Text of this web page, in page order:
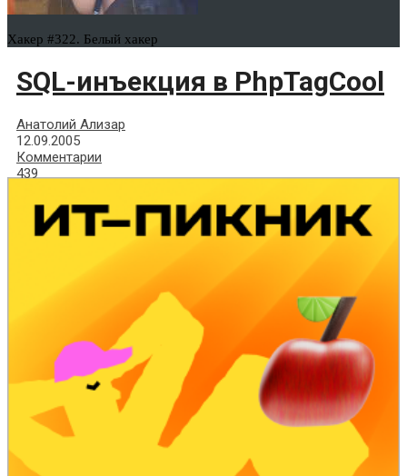
Хакер #322. Белый хакер
SQL-инъекция в PhpTagCool
Анатолий Ализар
12.09.2005
Комментарии
439